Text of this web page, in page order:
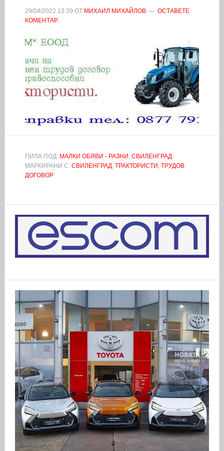
29/04/2022 13:39 ОТ МИХАИЛ МИХАЙЛОВ
ОСТАВЕТЕ
КОМЕНТАР
ПИЛА ПОД: МАЛКИ ОБЯВИ - РАЗНИ , СВИЛЕНГРАД
МАРКИРАНИ С: СВИЛЕНГРАД, ТРАКТОРИСТИ , ТРУДОВ
ДОГОВОР